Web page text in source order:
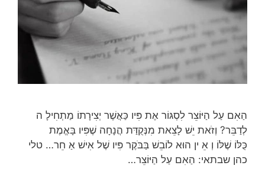
הַאִם עַל הַיּוֹצֵר לִסְגּוֹר אֶת פִּיו כַּאֲשֶׁר יְצִירָתוֹ מַתְחִילָ ה
לְדַבֵּר? וְזֹאת יֵשׁ לָצֵאת מִנְּקֻדַּת הֲנָחָה שֶׁפִּיו בָּאֱמֶת
כֻּלּוֹ שֶׁלּוֹ וְ אֵ ין הוּא לוֹבֵשׁ בַּבֹּקֶר פִּיו שֶׁל אִישׁ אַ חֵר… טלי
כהן שבתאי: הַאִם עַל הַיּוֹצֵר…